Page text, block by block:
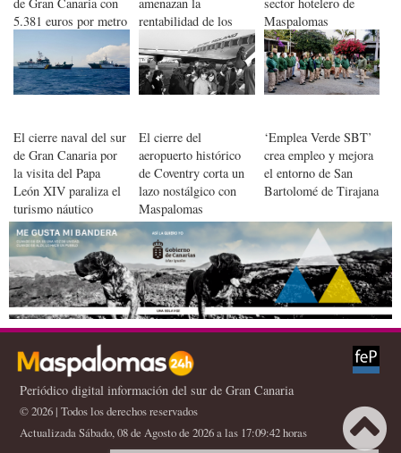
5.381 euros por metro
rentabilidad de los
activos maduros
Maspalomas
El cierre naval del sur
de Gran Canaria por
la visita del Papa
León XIV paraliza el
turismo náutico
El cierre del
aeropuerto histórico
de Coventry corta un
lazo nostálgico con
Maspalomas
‘Emplea Verde SBT’
crea empleo y mejora
el entorno de San
Bartolomé de Tirajana
Periódico digital información del sur de Gran Canaria
© 2026 | Todos los derechos reservados
Actualizada Sábado, 08 de Agosto de 2026 a las 17:09:42 horas